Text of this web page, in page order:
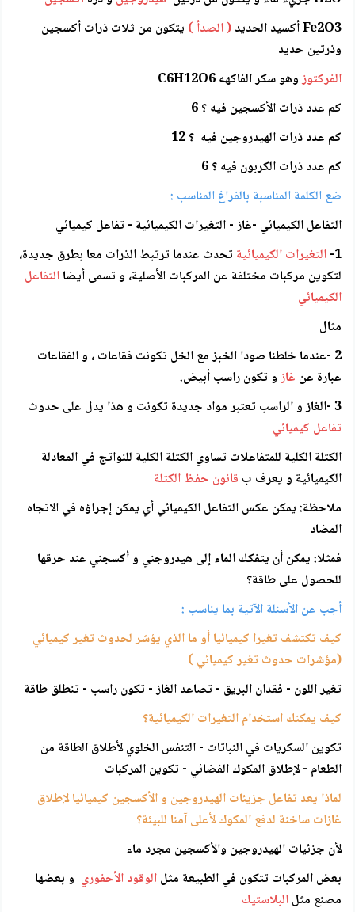
Fe2O3 أكسيد الحديد
( الصدأ ) يتكون من ثلاث ذرات أكسجين
وذرتين حديد
الفركتوزوهو سكر الفاكهه C6H12O6
كم عدد ذرات الأكسجين فيه ؟ 6
كم عدد ذرات الهيدروجين فيه ؟ 12
كم عدد ذرات الكربون فيه ؟ 6
ضع الكلمة المناسبة بالفراغ المناسب :
التفاعل الكيميائي -غاز - التغيرات الكيميائية - تفاعل كيميائي
1- التغيرات الكيميائية تحدث عندما ترتبط الذرات معا بطرق جديدة،
لتكوين مركبات مختلفة عن المركبات الأصلية، و تسمى أيضاالتفاعل
الكيميائي
مثال
2 -عندما خلطنا صودا الخبز مع الخل تكونت فقاعات ، و الفقاعات
عبارة عن غازو تكون راسب أبيض.
3 -الغاز و الراسب تعتبر مواد جديدة تكونت و هذا يدل على حدوث
تفاعل كيميائي
الكتلة الكلية للمتفاعلات تساوي الكتلة الكلية للنواتج في المعادلة
الكيميائية و يعرف ب قانون حفظ الكتلة
ملاحظة: يمكن عكس التفاعل الكيميائي أي يمكن إجراؤه في الاتجاه
المضاد
فمثلا: يمكن أن يتفكك الماء إلى هيدروجني و أكسجني عند حرقها
للحصول على طاقة؟
أجب عن الأسئلة الآتية بما يناسب :
كيف تكتشف تغيرا كيميائيا أو ما الذي يؤشر لحدوث تغير كيميائي
(مؤشرات حدوث تغير كيميائي )
تغير اللون - فقدان البريق - تصاعد الغاز - تكون راسب - تنطلق طاقة
كيف يمكنك استخدام التغيرات الكيميائية؟
تكوين السكريات في النباتات - التنفس الخلوي لأطلاق الطاقة من
الطعام - لإطلاق المكوك الفضائي - تكوين المركبات
لماذا يعد تفاعل جزيئات الهيدروجين و الأكسجين كيميائيا لإطلاق
غازات ساخنة لدفع المكوك لأعلى آمنا للبيئة؟
لأن جزئيات الهيدروجين والأكسجين مجرد ماء
بعض المركبات تتكون في الطبيعة مثلالوقود الأحفوري و بعضها
مصنع مثلالبلاستيك